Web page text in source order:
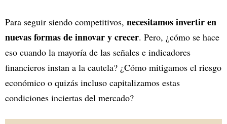
Para seguir siendo competitivos, necesitamos invertir en
nuevas formas de innovar y crecer. Pero, ¿cómo se hace
eso cuando la mayoría de las señales e indicadores
financieros instan a la cautela? ¿Cómo mitigamos el riesgo
económico o quizás incluso capitalizamos estas
condiciones inciertas del mercado?